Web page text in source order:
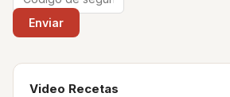
Video Recetas